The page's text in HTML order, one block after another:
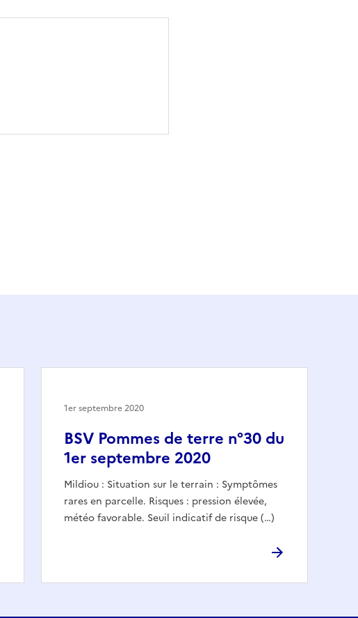
BSV Pommes de terre n°30 du
1er septembre 2020
Mildiou : Situation sur le terrain : Symptômes
rares en parcelle. Risques : pression élevée,
météo favorable. Seuil indicatif de risque (…)
1er septembre 2020